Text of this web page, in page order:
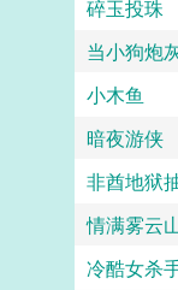
碎玉投珠
当小狗炮
小木鱼
暗夜游侠
非酋地狱
情满雾云
冷酷女杀